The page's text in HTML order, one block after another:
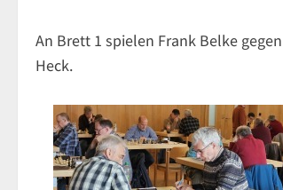
An Brett 1 spielen Frank Belke
Heck.